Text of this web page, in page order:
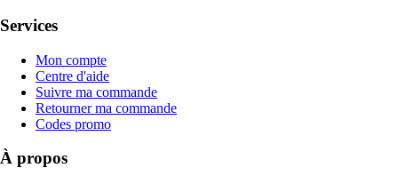
Services
Mon compte
Centre d'aide
Suivre ma commande
Retourner ma commande
Codes promo
À propos